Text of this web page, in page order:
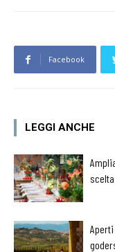
Facebook
LEGGI ANCHE